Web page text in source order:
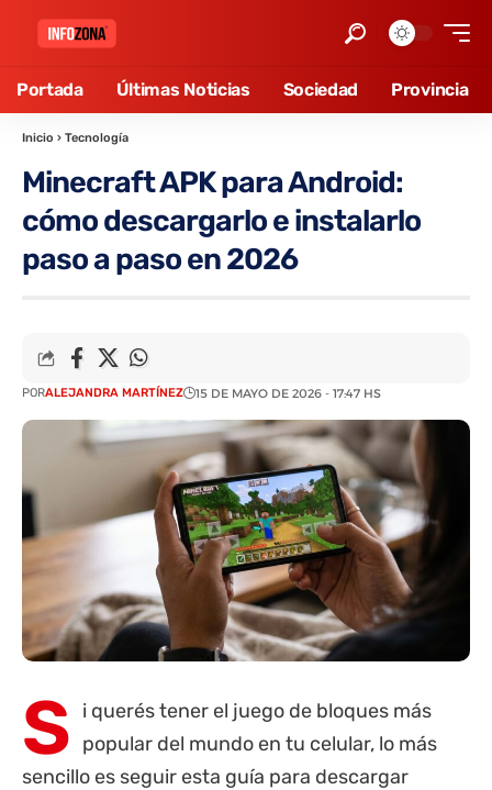
Portada Últimas Noticias Sociedad Provincia
Inicio › Tecnología
Minecraft APK para Android:
cómo descargarlo e instalarlo
paso a paso en 2026
PORALEJANDRA MARTÍNEZ 15 DE MAYO DE 2026 - 17:47 HS
S i querés tener el juego de bloques más
popular del mundo en tu celular, lo más
sencillo es seguir esta guía para descargar